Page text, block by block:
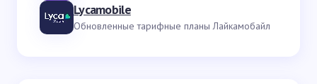
Lycamobile
Обновленные тарифные планы Лайкамобайл